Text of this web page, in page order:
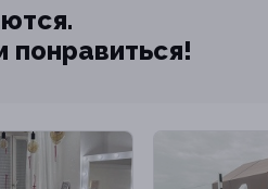
понравиться!